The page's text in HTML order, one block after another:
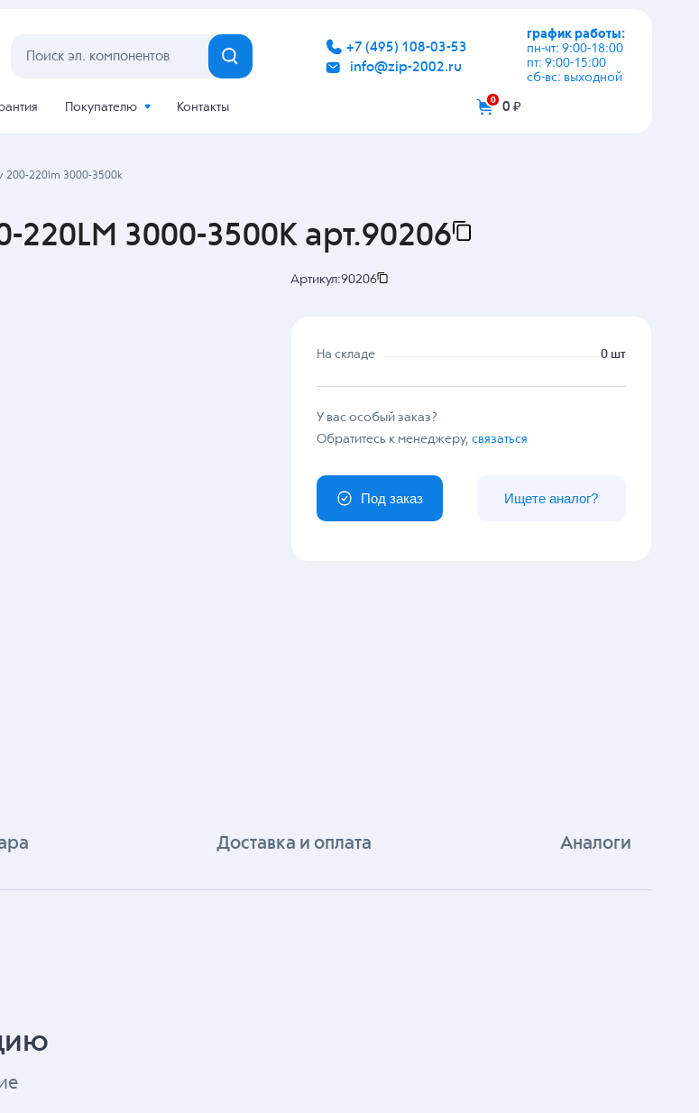
+7 (495) 108-03-53
info@zip-2002.ru
график работы:
пн-чт: 9:00-18:00
пт: 9:00-15:00
сб-вс: выходной
Покупателю Контакты
0 0 ₽
200-220lm 3000-3500k
3000-3500K арт.90206
Артикул:90206
На складе 0 шт
У вас особый заказ?
Обратитесь к менеджеру,связаться
Под заказ Ищете аналог?
Доставка и оплата Аналоги